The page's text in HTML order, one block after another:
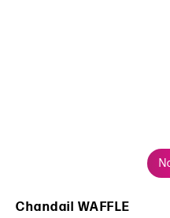
Chandail WAFFLE